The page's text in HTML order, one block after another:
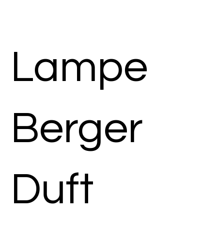
Lampe
Berger
Duft